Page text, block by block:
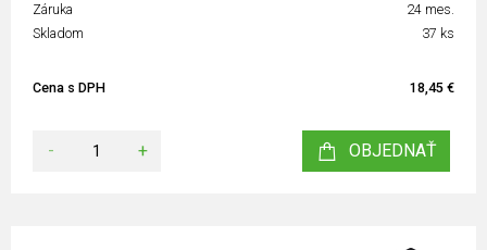
Záruka
24 mes.
Skladom
37 ks
Cena s DPH 18,45 €
- + OBJEDNAŤ